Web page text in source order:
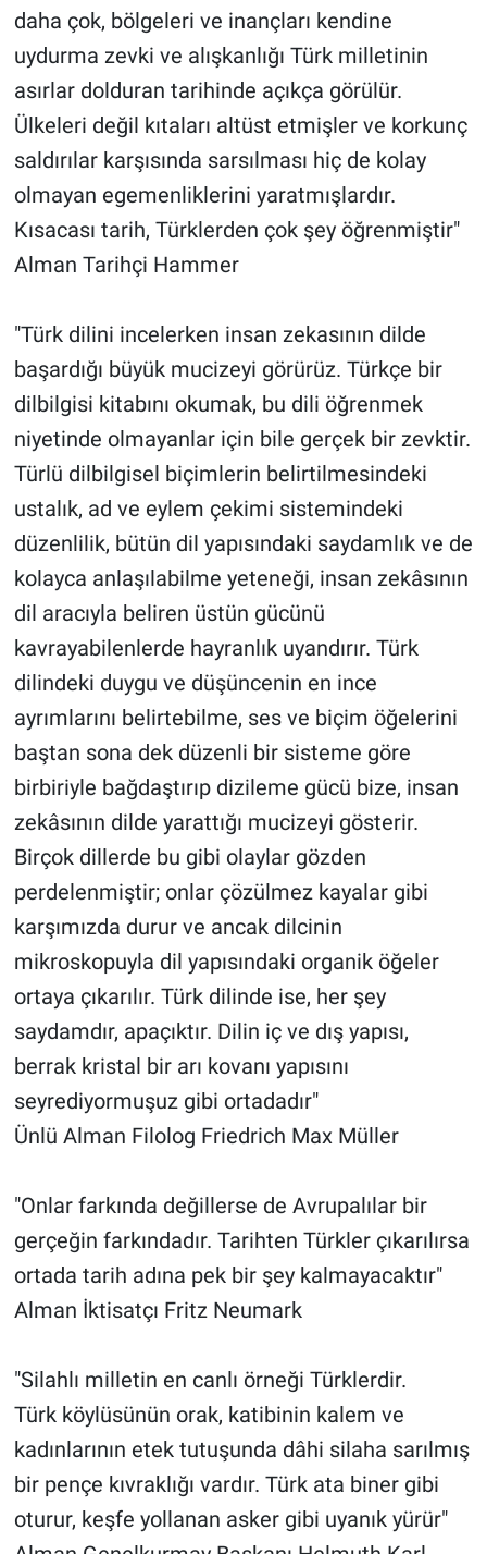
daha çok, bölgeleri ve inançları kendine
uydurma zevki ve alışkanlığı Türk milletinin
asırlar dolduran tarihinde açıkça görülür.
Ülkeleri değil kıtaları altüst etmişler ve korkunç
saldırılar karşısında sarsılması hiç de kolay
olmayan egemenliklerini yaratmışlardır.
Kısacası tarih, Türklerden çok şey öğrenmiştir"
Alman Tarihçi Hammer
"Türk dilini incelerken insan zekasının dilde
başardığı büyük mucizeyi görürüz. Türkçe bir
dilbilgisi kitabını okumak, bu dili öğrenmek
niyetinde olmayanlar için bile gerçek bir zevktir.
Türlü dilbilgisel biçimlerin belirtilmesindeki
ustalık, ad ve eylem çekimi sistemindeki
düzenlilik, bütün dil yapısındaki saydamlık ve de
kolayca anlaşılabilme yeteneği, insan zekâsının
dil aracıyla beliren üstün gücünü
kavrayabilenlerde hayranlık uyandırır. Türk
dilindeki duygu ve düşüncenin en ince
ayrımlarını belirtebilme, ses ve biçim öğelerini
baştan sona dek düzenli bir sisteme göre
birbiriyle bağdaştırıp dizileme gücü bize, insan
zekâsının dilde yarattığı mucizeyi gösterir.
Birçok dillerde bu gibi olaylar gözden
perdelenmiştir; onlar çözülmez kayalar gibi
karşımızda durur ve ancak dilcinin
mikroskopuyla dil yapısındaki organik öğeler
ortaya çıkarılır. Türk dilinde ise, her şey
saydamdır, apaçıktır. Dilin iç ve dış yapısı,
berrak kristal bir arı kovanı yapısını
seyrediyormuşuz gibi ortadadır"
Ünlü Alman Filolog Friedrich Max Müller
"Onlar farkında değillerse de Avrupalılar bir
gerçeğin farkındadır. Tarihten Türkler çıkarılırsa
ortada tarih adına pek bir şey kalmayacaktır"
Alman İktisatçı Fritz Neumark
"Silahlı milletin en canlı örneği Türklerdir.
Türk köylüsünün orak, katibinin kalem ve
kadınlarının etek tutuşunda dâhi silaha sarılmış
bir pençe kıvraklığı vardır. Türk ata biner gibi
oturur, keşfe yollanan asker gibi uyanık yürür"